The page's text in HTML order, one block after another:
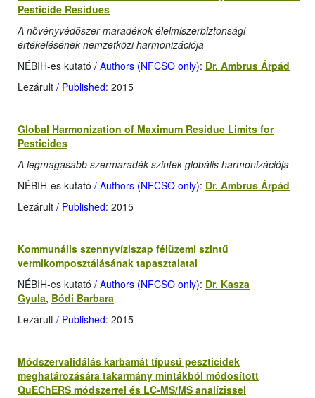
Pesticide Residues
A növényvédőszer-maradékok élelmiszerbiztonsági
értékelésének nemzetközi harmonizációja
NÉBIH-es kutató / Authors (NFCSO only): Dr. Ambrus Árpád
Lezárult / Published: 2015
Global Harmonization of Maximum Residue Limits for
Pesticides
A legmagasabb szermaradék-szintek globális harmonizációja
NÉBIH-es kutató / Authors (NFCSO only): Dr. Ambrus Árpád
Lezárult / Published: 2015
Kommunális szennyvíziszap félüzemi szintű
vermikomposztálásának tapasztalatai
NÉBIH-es kutató / Authors (NFCSO only): Dr. Kasza
Gyula, Bódi Barbara
Lezárult / Published: 2015
Módszervalidálás karbamát típusú peszticidek
meghatározására takarmány mintákból módosított
QuEChERS módszerrel és LC-MS/MS analízissel